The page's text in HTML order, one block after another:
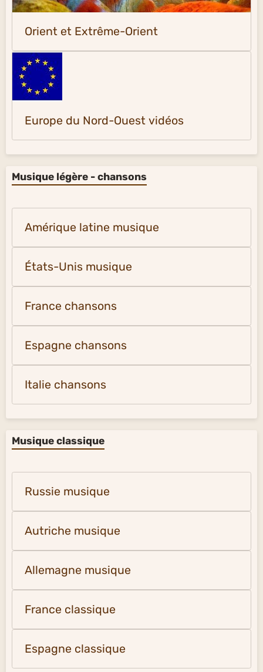
Orient et Extrême-Orient
Europe du Nord-Ouest vidéos
Musique légère - chansons
Amérique latine musique
États-Unis musique
France chansons
Espagne chansons
Italie chansons
Musique classique
Russie musique
Autriche musique
Allemagne musique
France classique
Espagne classique